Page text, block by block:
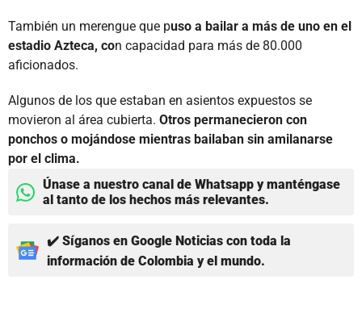
También un merengue que puso a bailar a más de uno en el
estadio Azteca, con capacidad para más de 80.000
aficionados.
Algunos de los que estaban en asientos expuestos se
movieron al área cubierta. Otros permanecieron con
ponchos o mojándose mientras bailaban sin amilanarse
por el clima.
Únase a nuestro canal de Whatsapp y manténgase
al tanto de los hechos más relevantes.
✔️ Síganos en Google Noticias con toda la
información de Colombia y el mundo.